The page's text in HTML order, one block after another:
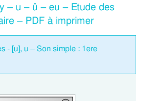
– u – û – eu – Etude des
– PDF à imprimer
- [u], u – Son simple : 1ere